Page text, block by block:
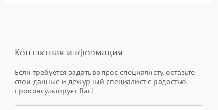
Контактная информация
Если требуется задать вопрос специалисту, оставьте
свои данные и дежурный специалист с радостью
проконсультирует Вас!